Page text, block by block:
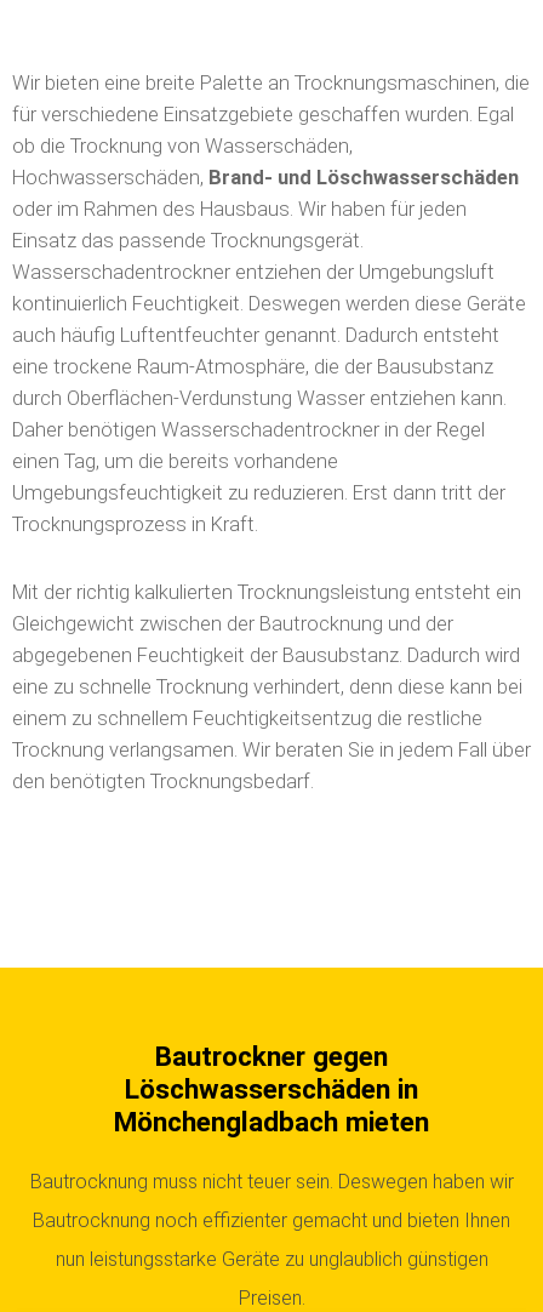
ob die Trocknung von Wasserschäden,
Hochwasserschäden,Brand- und Löschwasserschäden
oder im Rahmen des Hausbaus. Wir haben für jeden
Einsatz das passende Trocknungsgerät.
Wasserschadentrockner entziehen der Umgebungsluft
kontinuierlich Feuchtigkeit. Deswegen werden diese Geräte
auch häufig Luftentfeuchter genannt. Dadurch entsteht
eine trockene Raum-Atmosphäre, die der Bausubstanz
durch Oberflächen-Verdunstung Wasser entziehen kann.
Daher benötigen Wasserschadentrockner in der Regel
einen Tag, um die bereits vorhandene
Umgebungsfeuchtigkeit zu reduzieren. Erst dann tritt der
Trocknungsprozess in Kraft.
Mit der richtig kalkulierten Trocknungsleistung entsteht ein
abgegebenen Feuchtigkeit der Bausubstanz. Dadurch wird
eine zu schnelle Trocknung verhindert, denn diese kann bei
einem zu schnellem Feuchtigkeitsentzug die restliche
Trocknung verlangsamen. Wir beraten Sie in jedem Fall über
den benötigten Trocknungsbedarf.
Mönchengladbach mieten
Bautrocknung muss nicht teuer sein. Deswegen haben wir
nun leistungsstarke Geräte zu unglaublich günstigen
Kompakter Wasserschadentrockner